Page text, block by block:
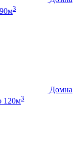
3
Домна
120м3